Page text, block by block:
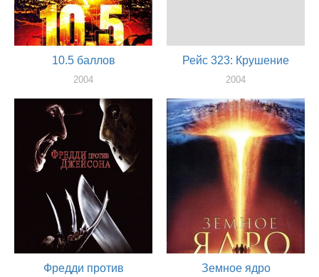
10.5 баллов
2004
Рейс 323: Крушение
2004
Фредди против
Земное ядро